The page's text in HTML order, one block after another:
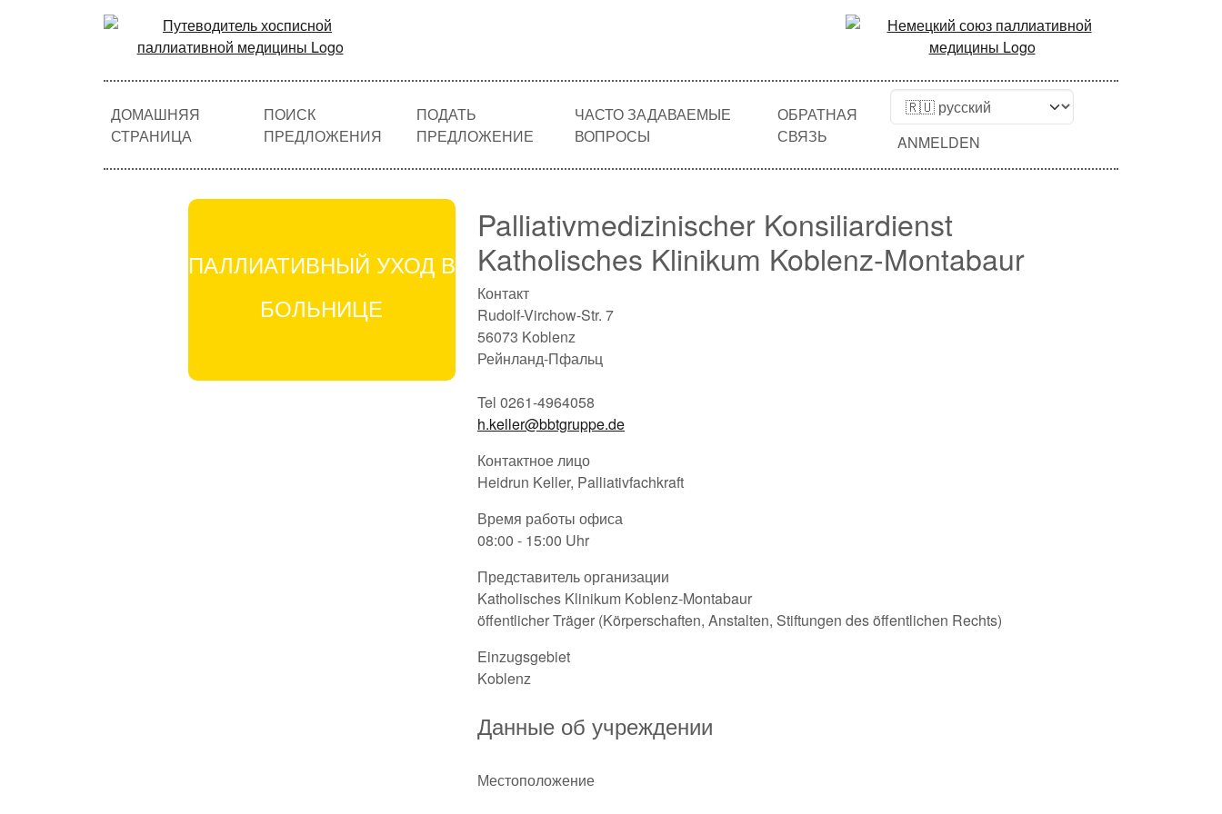
ДОМАШНЯЯ
СТРАНИЦА
ПОИСК
ПРЕДЛОЖЕНИЯ
ПОДАТЬ
ПРЕДЛОЖЕНИЕ
ЧАСТО ЗАДАВАЕМЫЕ
ВОПРОСЫ
ОБРАТНАЯ
СВЯЗЬ
ANMELDEN
ПАЛЛИАТИВНЫЙ УХОД В
БОЛЬНИЦЕ
Palliativmedizinischer Konsiliardienst
Katholisches Klinikum Koblenz-Montabaur
Контакт
Rudolf-Virchow-Str. 7
56073 Koblenz
Рейнланд-Пфальц
Tel 0261-4964058
h.keller@bbtgruppe.de
Контактное лицо
Heidrun Keller, Palliativfachkraft
Время работы офиса
08:00 - 15:00 Uhr
Представитель организации
Katholisches Klinikum Koblenz-Montabaur
öffentlicher Träger (Körperschaften, Anstalten, Stiftungen des öffentlichen Rechts)
Einzugsgebiet
Koblenz
Данные об учреждении
Местоположение